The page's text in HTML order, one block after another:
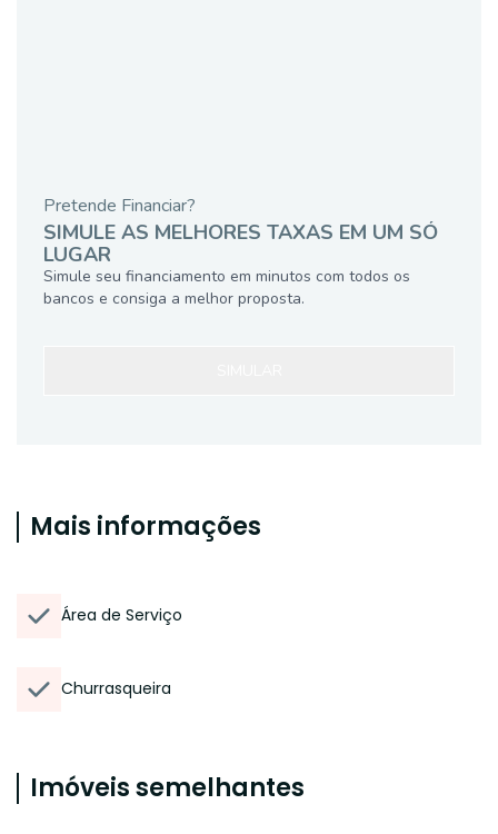
Pretende Financiar?
SIMULE AS MELHORES TAXAS EM UM SÓ
LUGAR
Simule seu financiamento em minutos com todos os
bancos e consiga a melhor proposta.
Mais informações
Área de Serviço
Churrasqueira
Imóveis semelhantes